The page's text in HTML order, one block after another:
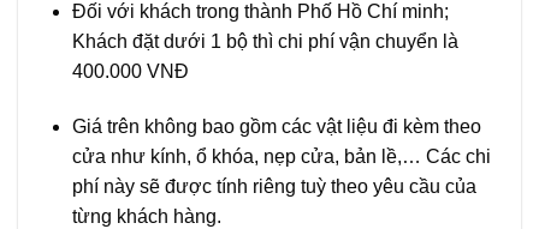
Đối với khách trong thành Phố Hồ Chí minh;
Khách đặt dưới 1 bộ thì chi phí vận chuyển là
400.000 VNĐ
Giá trên không bao gồm các vật liệu đi kèm theo
cửa như kính, ổ khóa, nẹp cửa, bản lề,… Các chi
phí này sẽ được tính riêng tuỳ theo yêu cầu của
từng khách hàng.